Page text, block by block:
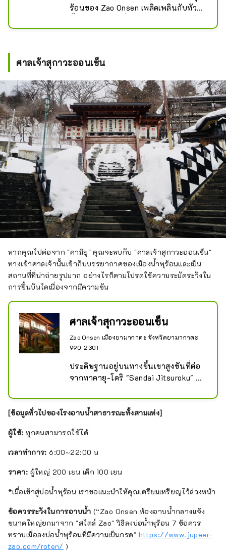
ร้อนของ Zao Onsen เพลิดเพลินกับทัวร์
เฉพาะของตัวเอง เช่น น้ำร้อนขุ่นและ
ศาลเจ้าสุกาวะออนเซ็น
หากคุณไปต่อจาก "คามิยุ" คุณจะพบกับ "ศาลเจ้าสุกาวะออนเซ็น"
ทางเข้าศาลเจ้านั้นเข้ากับบรรยากาศของเมืองน้ำพุร้อนและเป็น
สถานที่ที่น่าถ่ายรูปมาก อย่างไรก็ตามโปรดใช้ความระมัดระวังใน
การขึ้นบันไดเนื่องจากมีความชัน
ศาลเจ้าสุกาวะออนเซ็น
Zao Onsen เมืองยามากาตะ จังหวัดยามากาตะ
990-2301
ประดิษฐานอยู่บนทางขึ้นเขาสูงชันที่ต่อ
จากทาคายุ-โดริ "Sandai Jitsuroku"
ของจังหวัด Dewa, Sukawa Onsen,
พระเจ้าอันดับ 5, ระดับล่าง" และเป็น
[ข้อมูลทั่วไปของโรงอาบน้ำสาธารณะทั้งสามแห่ง]
ผู้ใช้: ทุกคนสามารถใช้ได้
เวลาทำการ: 6:00~22:00 น
ราคา: ผู้ใหญ่ 200 เยน เด็ก 100 เยน
*เมื่อเข้าสู่บ่อน้ำพุร้อน เราขอแนะนำให้คุณเตรียมเหรียญไว้ล่วงหน้า
ข้อควรระวังในการอาบน้ำ (“Zao Onsen ห้องอาบน้ำกลางแจ้ง
ขนาดใหญ่ยกมาจาก "สไตล์ Zao" วิธีลงบ่อน้ำพุร้อน 7 ข้อควร
ทราบเมื่อลงบ่อน้ำพุร้อนที่มีความเป็นกรด" https://www.jupeer-
zao.com/roten/ )